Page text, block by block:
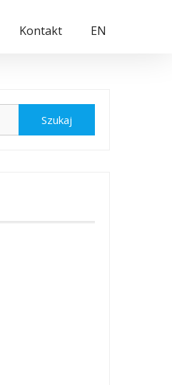
Kontakt EN